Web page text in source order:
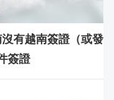
有越南簽證（或發
簽證